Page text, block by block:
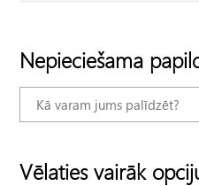
Nepieciešama
Vēlaties vairāk